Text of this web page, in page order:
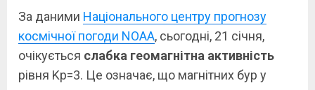
За даними Національного центру прогнозу
космічної погоди NOAA, сьогодні, 21 січня,
очікується слабка геомагнітна активність
рівня Kp=3. Це означає, що магнітних бур у